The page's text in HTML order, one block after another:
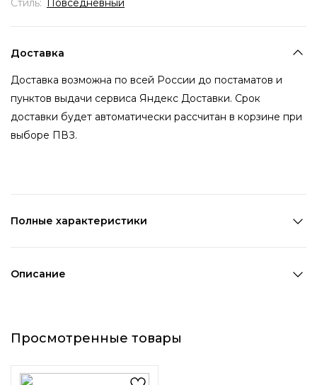
Стиль: Повседневный
Доставка
Доставка возможна по всей России до постаматов и
пунктов выдачи сервиса Яндекс Доставки. Срок
доставки будет автоматически рассчитан в корзине при
выборе ПВЗ.
Полные характеристики
Описание
для волос из эко-меха, микс
цветов
Просмотренные товары